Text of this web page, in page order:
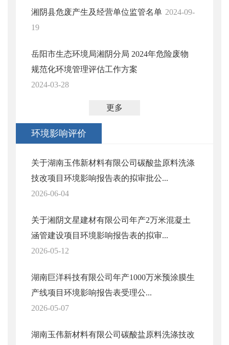
湘阴县危废产生及经营单位监管名单 2024-09-
19
岳阳市生态环境局湘阴分局 2024年危险废物
规范化环境管理评估工作方案
2024-03-28
更多
环境影响评价
关于湖南玉伟新材料有限公司碳酸盐原料洗涤
技改项目环境影响报告表的拟审批公...
2026-06-04
关于湘阴文星建材有限公司年产2万米混凝土
涵管建设项目环境影响报告表的拟审...
2026-05-12
湖南巨洋科技有限公司年产1000万米预涂膜生
产线项目环境影响报告表受理公...
2026-05-07
湖南玉伟新材料有限公司碳酸盐原料洗涤技改